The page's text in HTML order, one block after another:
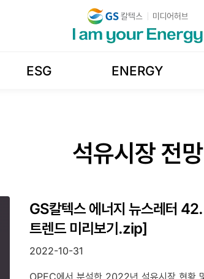
ESG ENERGY
석유시장 전망
GS칼텍스 에너지 뉴스레터
트렌드 미리보기.zip]
2022-10-31